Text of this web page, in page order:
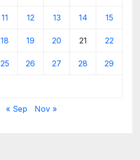
11 12 13 14 15
18 19 20 21 22
25 26 27 28 29
« Sep Nov »